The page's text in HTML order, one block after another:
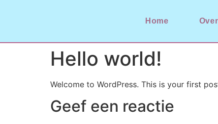
Home
Hello world!
Welcome to WordPress. This is your first
Geef een reactie